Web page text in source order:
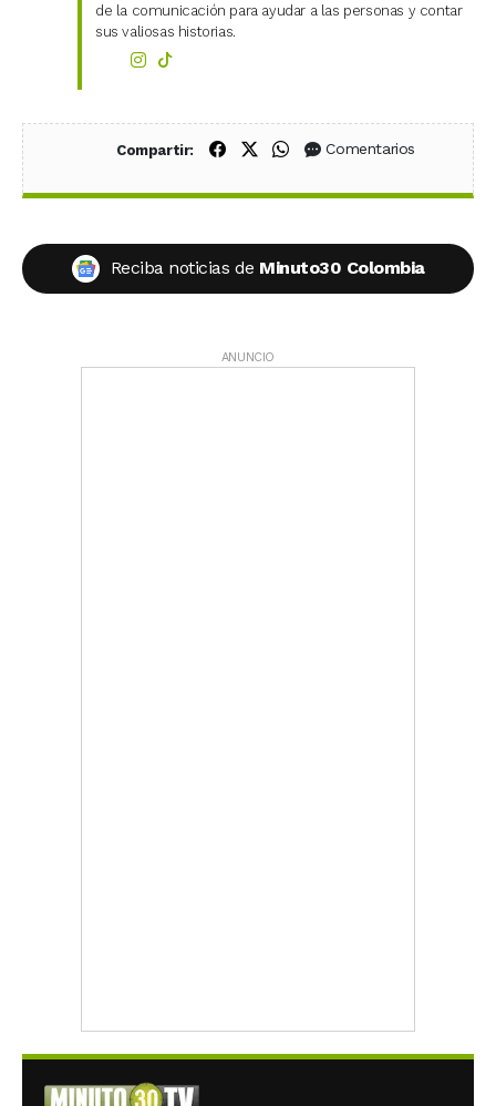
de la comunicación para ayudar a las personas y contar
sus valiosas historias.
Compartir: Compartir en Facebook
Compartir en X (Twitter)
Compartir en WhatsApp
Comentarios
Reciba noticias de Minuto30 Colombia
ANUNCIO